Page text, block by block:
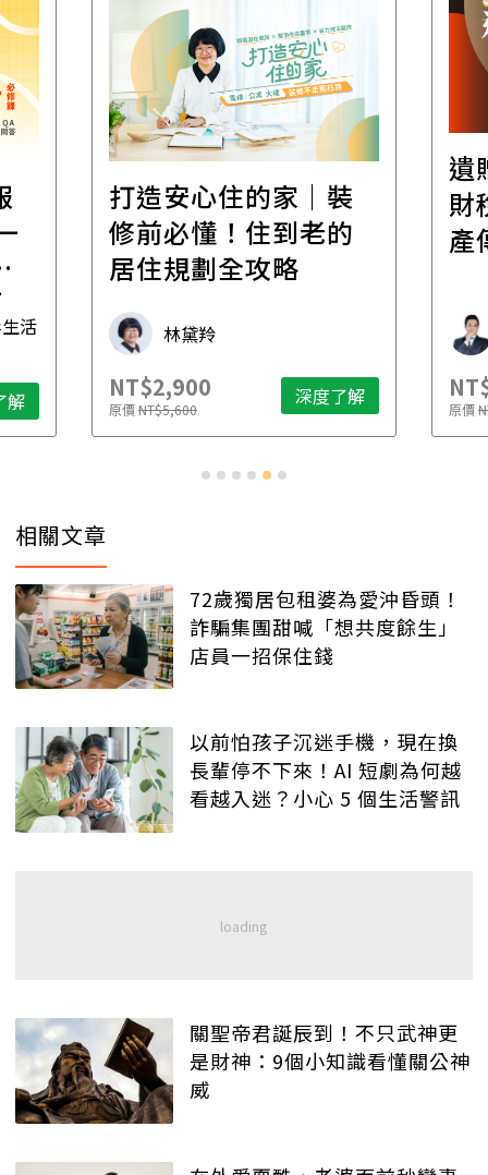
活
解
打造安心住的家｜裝
修前必懂！住到老的
居住規劃全攻略
林黛羚
NT$2,900
原價NT$5,600 深度了解
遺
財
產
原價
相關文章
72歲獨居包租婆為愛沖昏頭！
詐騙集團甜喊「想共度餘生」
店員一招保住錢
以前怕孩子沉迷手機，現在換
長輩停不下來！AI 短劇為何越
看越入迷？小心 5 個生活警訊
關聖帝君誕辰到！不只武神更
是財神：9個小知識看懂關公神
威